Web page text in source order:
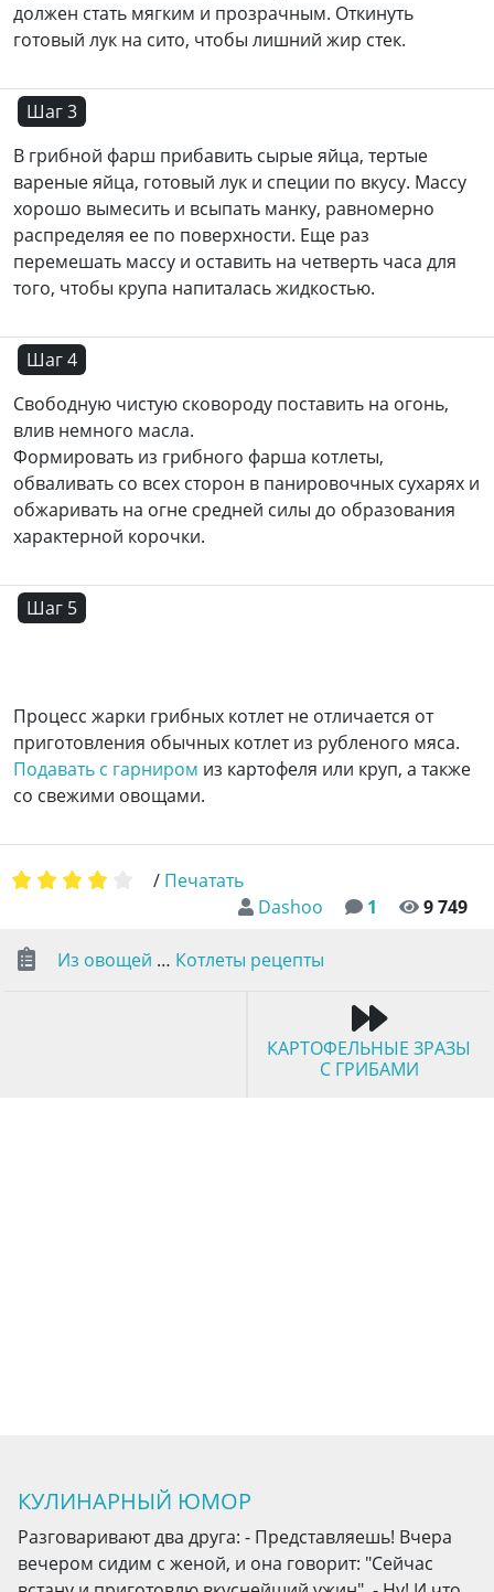
должен стать мягким и прозрачным. Откинуть
готовый лук на сито, чтобы лишний жир стек.
Шаг 3
В грибной фарш прибавить сырые яйца, тертые
вареные яйца, готовый лук и специи по вкусу. Массу
хорошо вымесить и всыпать манку, равномерно
распределяя ее по поверхности. Еще раз
перемешать массу и оставить на четверть часа для
того, чтобы крупа напиталась жидкостью.
Шаг 4
Свободную чистую сковороду поставить на огонь,
влив немного масла.
Формировать из грибного фарша котлеты,
обваливать со всех сторон в панировочных сухарях и
обжаривать на огне средней силы до образования
характерной корочки.
Шаг 5
Процесс жарки грибных котлет не отличается от
приготовления обычных котлет из рубленого мяса.
Подавать с гарниром из картофеля или круп, а также
со свежими овощами.
Dashoo 1 9 749
/ Печатать
Из овощей … Котлеты рецепты
КАРТОФЕЛЬНЫЕ ЗРАЗЫ
С ГРИБАМИ
КУЛИНАРНЫЙ ЮМОР
Разговаривают два друга: - Представляешь! Вчера
вечером сидим с женой, и она говорит: "Сейчас